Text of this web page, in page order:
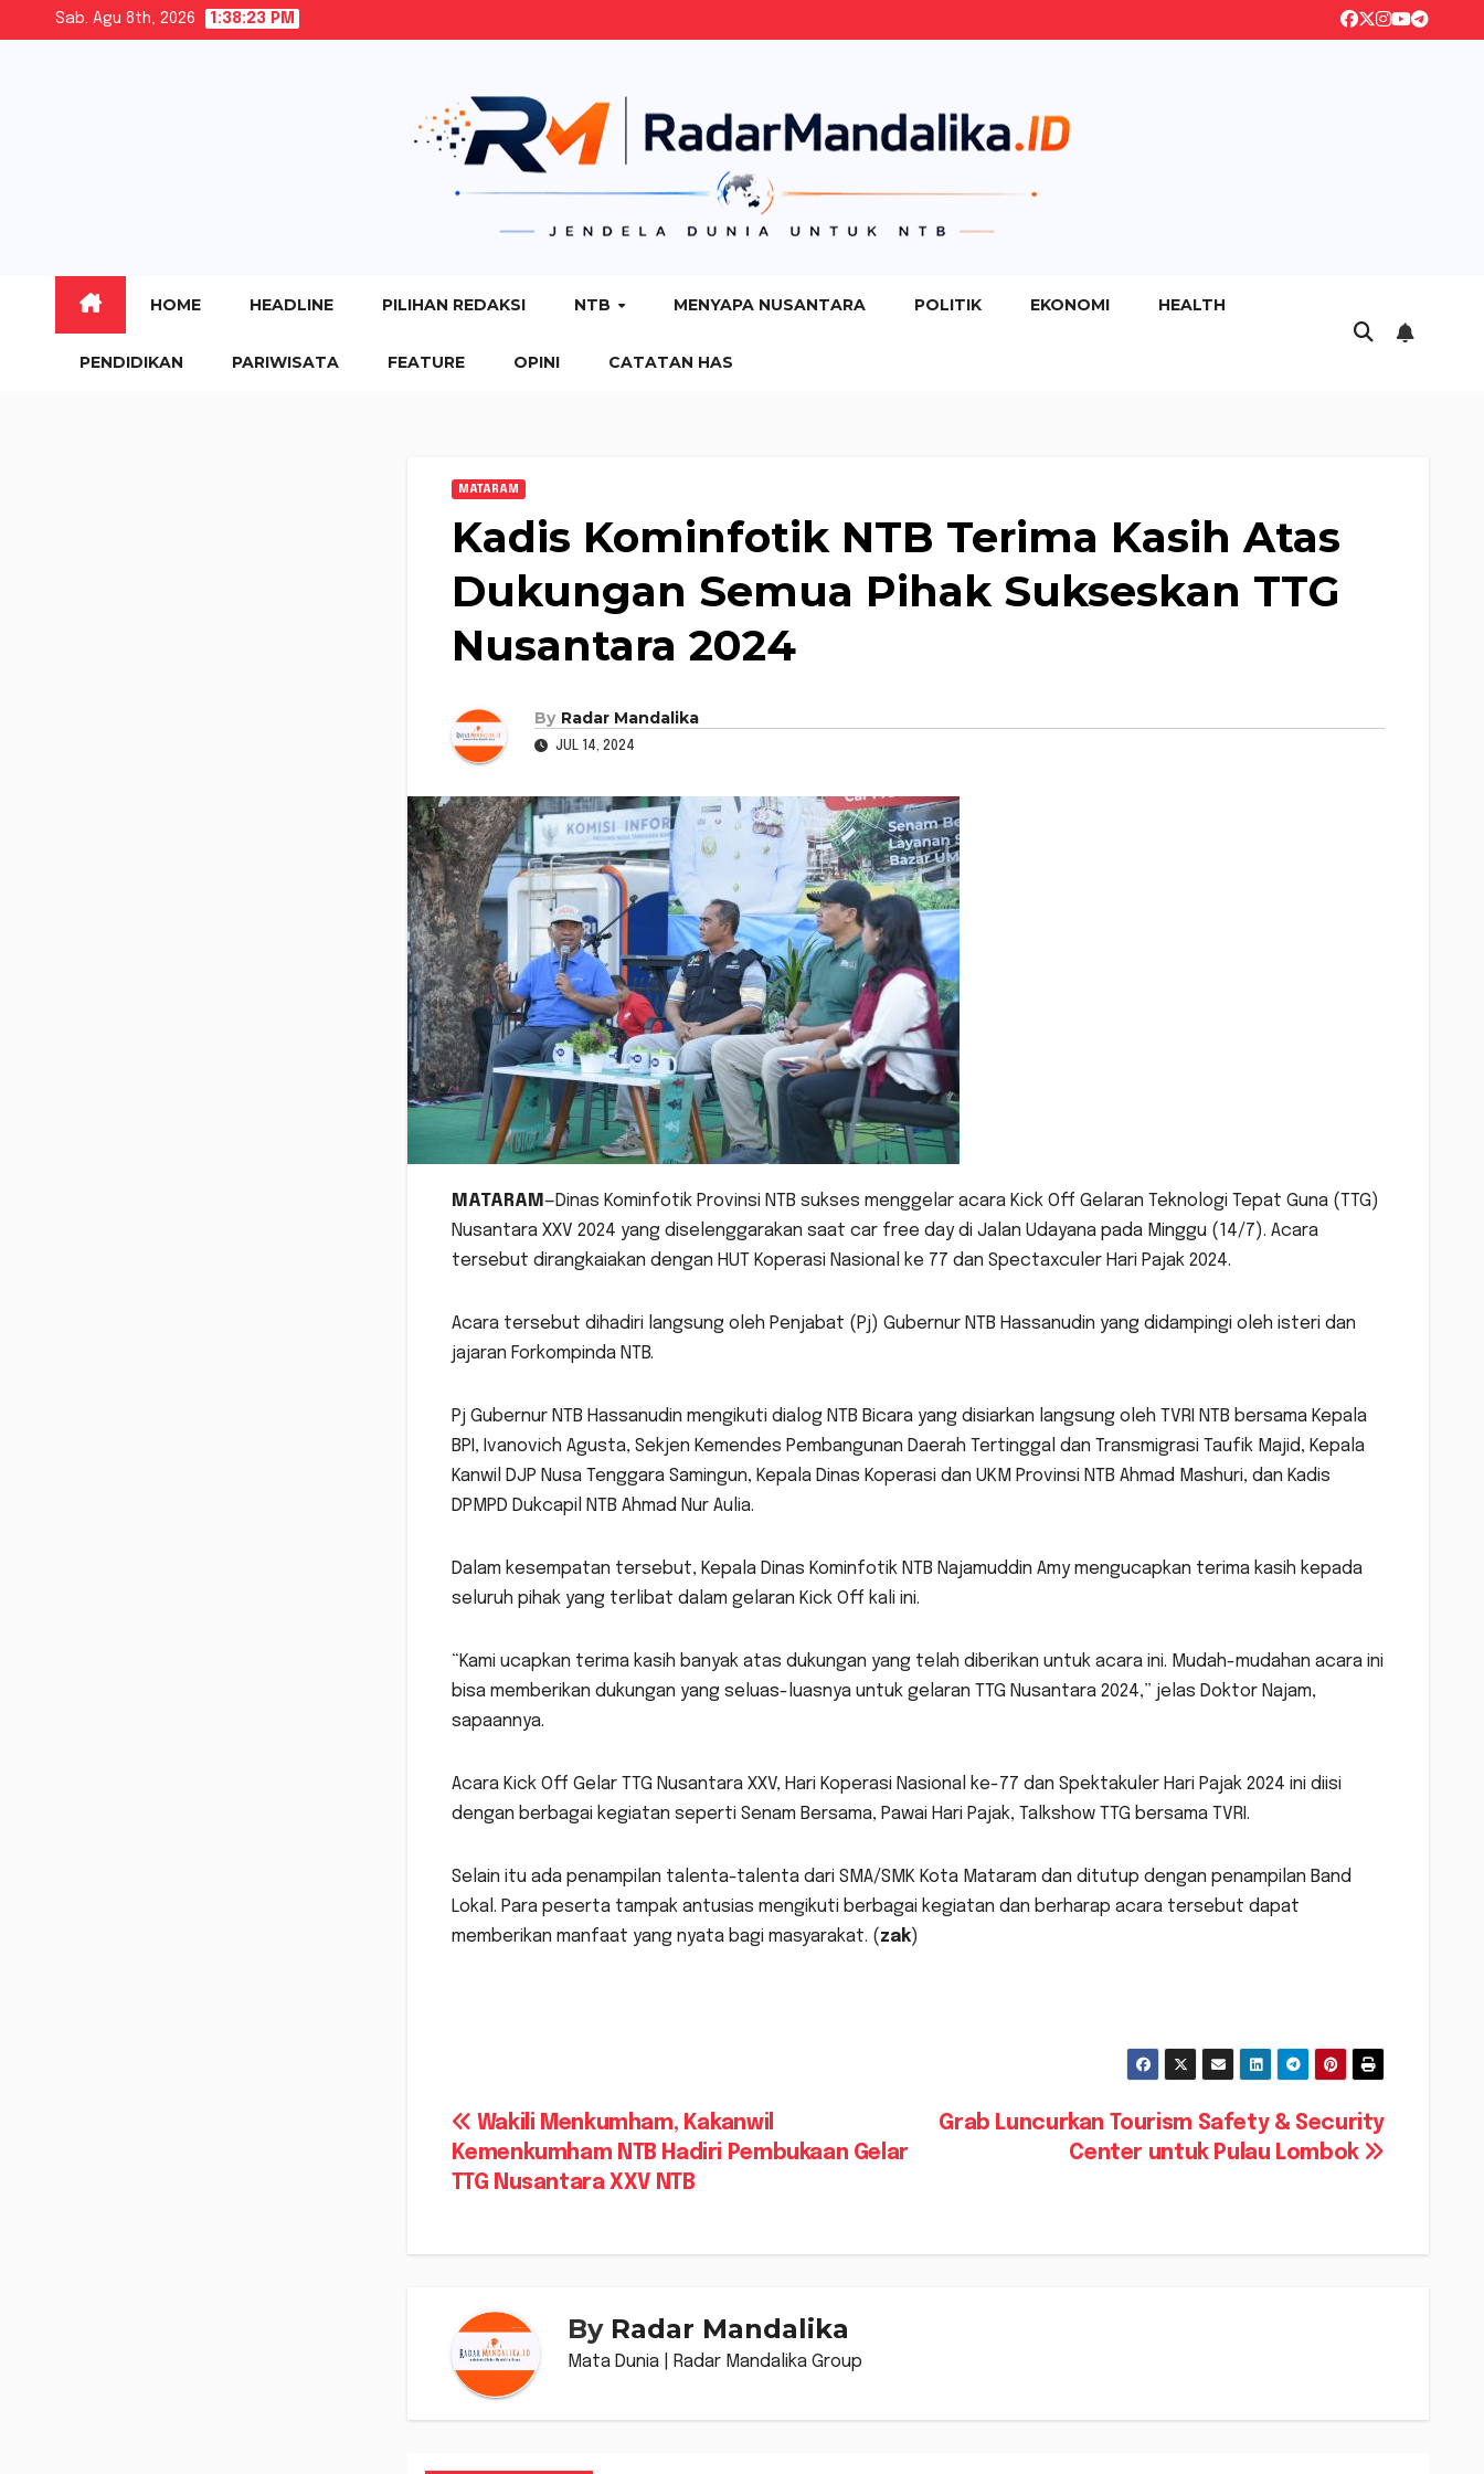
Sab. Agu 8th, 2026 1:38:24 PM
HOME HEADLINE PILIHAN REDAKSI NTB MENYAPA NUSANTARA POLITIK EKONOMI HEALTH
PENDIDIKAN PARIWISATA FEATURE OPINI CATATAN HAS
MATARAM
Kadis Kominfotik NTB Terima Kasih Atas
Dukungan Semua Pihak Sukseskan TTG
Nusantara 2024
By Radar Mandalika
JUL 14, 2024
MATARAM —Dinas Kominfotik Provinsi NTB sukses menggelar acara Kick Off Gelaran Teknologi Tepat Guna (TTG)
Nusantara XXV 2024 yang diselenggarakan saat car free day di Jalan Udayana pada Minggu (14/7). Acara
tersebut dirangkaiakan dengan HUT Koperasi Nasional ke 77 dan Spectaxculer Hari Pajak 2024.
Acara tersebut dihadiri langsung oleh Penjabat (Pj) Gubernur NTB Hassanudin yang didampingi oleh isteri dan
jajaran Forkompinda NTB.
Pj Gubernur NTB Hassanudin mengikuti dialog NTB Bicara yang disiarkan langsung oleh TVRI NTB bersama Kepala
BPI, Ivanovich Agusta, Sekjen Kemendes Pembangunan Daerah Tertinggal dan Transmigrasi Taufik Majid, Kepala
Kanwil DJP Nusa Tenggara Samingun, Kepala Dinas Koperasi dan UKM Provinsi NTB Ahmad Mashuri, dan Kadis
DPMPD Dukcapil NTB Ahmad Nur Aulia.
Dalam kesempatan tersebut, Kepala Dinas Kominfotik NTB Najamuddin Amy mengucapkan terima kasih kepada
seluruh pihak yang terlibat dalam gelaran Kick Off kali ini.
“Kami ucapkan terima kasih banyak atas dukungan yang telah diberikan untuk acara ini. Mudah-mudahan acara ini
bisa memberikan dukungan yang seluas-luasnya untuk gelaran TTG Nusantara 2024,” jelas Doktor Najam,
sapaannya.
Acara Kick Off Gelar TTG Nusantara XXV, Hari Koperasi Nasional ke-77 dan Spektakuler Hari Pajak 2024 ini diisi
dengan berbagai kegiatan seperti Senam Bersama, Pawai Hari Pajak, Talkshow TTG bersama TVRI.
Selain itu ada penampilan talenta-talenta dari SMA/SMK Kota Mataram dan ditutup dengan penampilan Band
Lokal. Para peserta tampak antusias mengikuti berbagai kegiatan dan berharap acara tersebut dapat
memberikan manfaat yang nyata bagi masyarakat. (zak)
Navigasi
pos
Grab Luncurkan Tourism Safety & Security
Center untuk Pulau Lombok
Wakili Menkumham, Kakanwil
Kemenkumham NTB Hadiri Pembukaan Gelar
TTG Nusantara XXV NTB
By Radar Mandalika
Mata Dunia | Radar Mandalika Group